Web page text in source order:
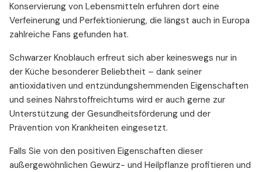
Konservierung von Lebensmitteln erfuhren dort eine
Verfeinerung und Perfektionierung, die längst auch in Europa
zahlreiche Fans gefunden hat.
Schwarzer Knoblauch erfreut sich aber keineswegs nur in
der Küche besonderer Beliebtheit – dank seiner
antioxidativen und entzündungshemmenden Eigenschaften
und seines Nährstoffreichtums wird er auch gerne zur
Unterstützung der Gesundheitsförderung und der
Prävention von Krankheiten eingesetzt.
Falls Sie von den positiven Eigenschaften dieser
außergewöhnlichen Gewürz- und Heilpflanze profitieren und